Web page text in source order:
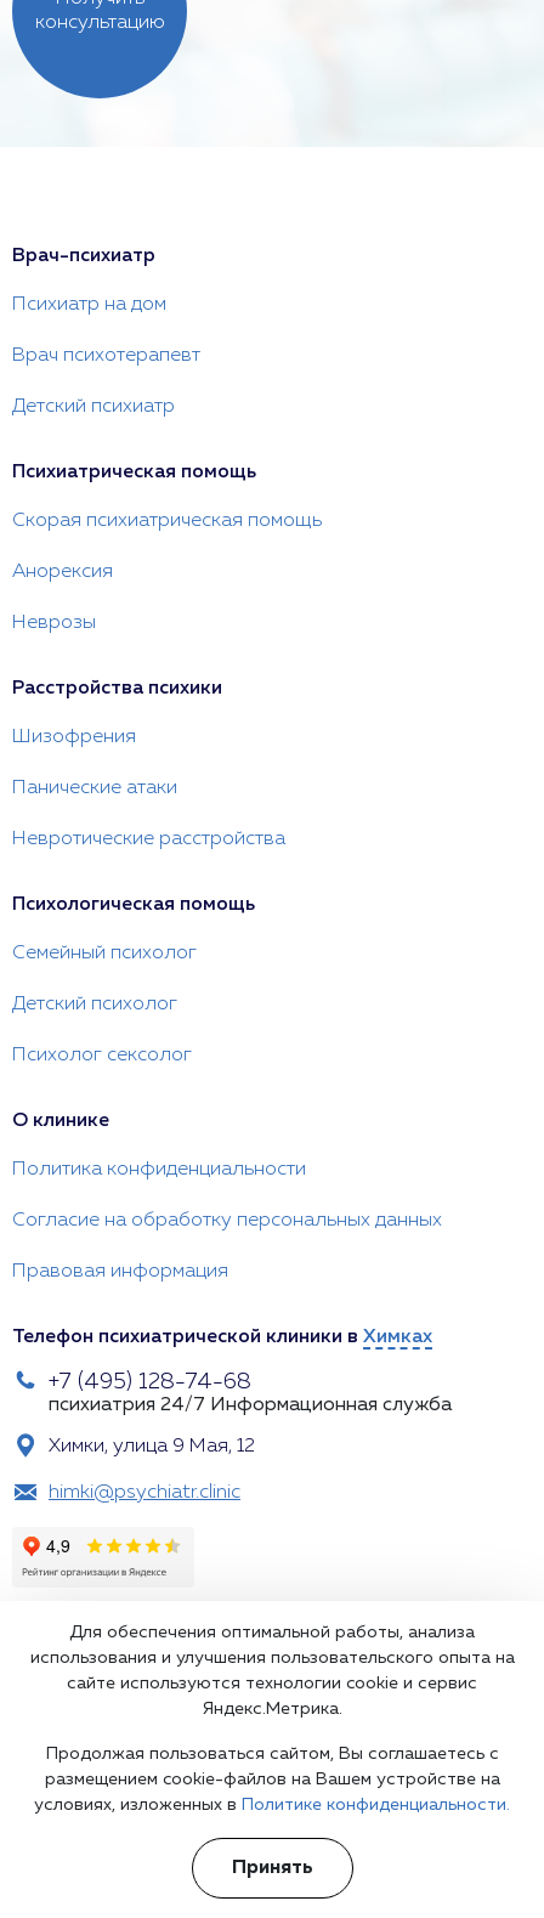
консультацию
Врач-психиатр
Психиатр на дом
Врач психотерапевт
Детский психиатр
Психиатрическая помощь
Скорая психиатрическая помощь
Анорексия
Неврозы
Расстройства психики
Шизофрения
Панические атаки
Невротические расстройства
Психологическая помощь
Семейный психолог
Детский психолог
Психолог сексолог
О клинике
Политика конфиденциальности
Согласие на обработку персональных данных
Правовая информация
Телефон психиатрической клиники в Химках
+7 (495) 128-74-68
психиатрия 24/7 Информационная служба
Химки, улица 9 Мая, 12
himki@psychiatr.clinic
Подпишитесь на наши рассылки
Для обеспечения оптимальной работы, анализа
использования и улучшения пользовательского опыта на
сайте используются технологии cookie и сервис
Яндекс.Метрика.
Продолжая пользоваться сайтом, Вы соглашаетесь с
размещением cookie-файлов на Вашем устройстве на
условиях, изложенных в
Политике конфиденциальности.
Принять